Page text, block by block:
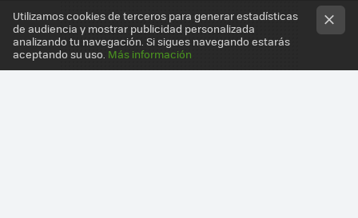
Utilizamos cookies de terceros para generar estadísticas
de audiencia y mostrar publicidad personalizada
analizando tu navegación. Si sigues navegando estarás
aceptando su uso. Más información